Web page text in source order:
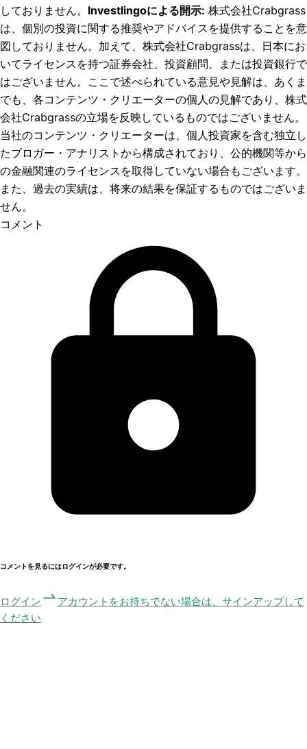
しておりません。 Investlingoによる開示: 株式会社Crabgrass
は、個別の投資に関する推奨やアドバイスを提供することを意
図しておりません。加えて、株式会社Crabgrassは、日本にお
いてライセンスを持つ証券会社、投資顧問、または投資銀行で
はございません。ここで述べられている意見や見解は、あくま
でも、各コンテンツ・クリエーターの個人の見解であり、株式
会社Crabgrassの立場を反映しているものではございません。
当社のコンテンツ・クリエーターは、個人投資家を含む独立し
たブロガー・アナリストから構成されており、公的機関等から
の金融関連のライセンスを取得していない場合もございます。
また、過去の実績は、将来の結果を保証するものではございま
せん。
コメント
コメントを見るにはログインが必要です。
ログイン
アカウントをお持ちでない場合は、サインアップして
ください